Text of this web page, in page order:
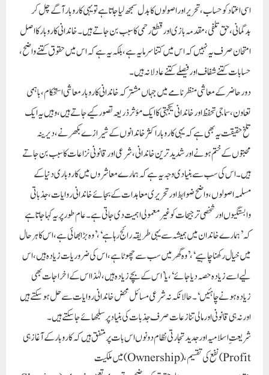
اسی اعتماد کو حساب، تحریر اور اصولوں کا بدل سمجھ لیا جاتا ہے تو یہی کاروبار آگے چل کر
بدگمانی، حق تلفی، مقدمہ بازی اور قطع رحمی کا سبب بن جاتے ہیں۔ خاندانی کاروبار کا اصل
امتحان صرف یہ نہیں کہ اس میں کتنا سرمایہ ہے، بلکہ یہ ہے کہ اس میں حقوق کتنے واضح،
حسابات کتنے شفاف اور فیصلے کتنے عادلانہ ہیں۔
دورحاضر کے معاشی منظرنامے میں جہاں مشترکہ خاندانی کاروبار معاشی استحکام، باہمی
تعاون، سماجی تحفظ اور خاندانی یکجہتی کا ایک مؤثر ذریعہ تصور کیے جاتے ہیں، وہیں یہ ایک
تلخ حقیقت یہ بھی ہے کہ یہی کاروبار اکثر خاندانوں کے شیرازے بکھرنے، دیرینہ
محبتوں کے ختم ہونے اور شدید ترین خاندانی، شرعی اور قانونی نزاعات کا سبب بن جاتے
ہیں۔ اس کی سب سے بنیادی وجہ یہ ہے کہ ہمارے معاشروں میں کاروباری دنیا کے
مسلمہ اصولوں، واضح ضوابط اور تحریری معاہدات کے بجائے خاندانی روایات، جذباتی
وابستگیوں اور شخصی ترجیحات کو غیر معمولی اہمیت دی جاتی ہے۔ عام طور پر یہ کہا جاتا ہے
کہ ’ہمارے خاندان میں ہمیشہ سے یہی طریقہ رائج رہا ہے‘ ،’وہ بڑا بھائی ہے، اس کا ہر حال
میں خیال رکھنا چاہیے‘،’وہ گھر میں سب سے چھوٹا ہے، اس کی ضروریات زیادہ ہیں، اس
لیے اسے زیادہ حصہ دیا جائے‘، یا ’اس کے بچے زیادہ ہیں، لہٰذا اس کے اخراجات بھی
زیادہ ہونے چاہئیں‘۔ حالانکہ نہ شرعی مسائل محض خاندانی روایات سے حل ہو سکتے ہیں
اور نہ ہی قانونی اور مالی تنازعات صرف جذبات کی بنیاد پر سلجھائے جا سکتے ہیں۔
شریعتِ اسلامیہ اور جدید تجارتی نظام دونوں اس بات پر متفق ہیں کہ کاروبار کے آغاز ہی
میں ملکیت (Ownership)، نفع کی تقسیم (Profit